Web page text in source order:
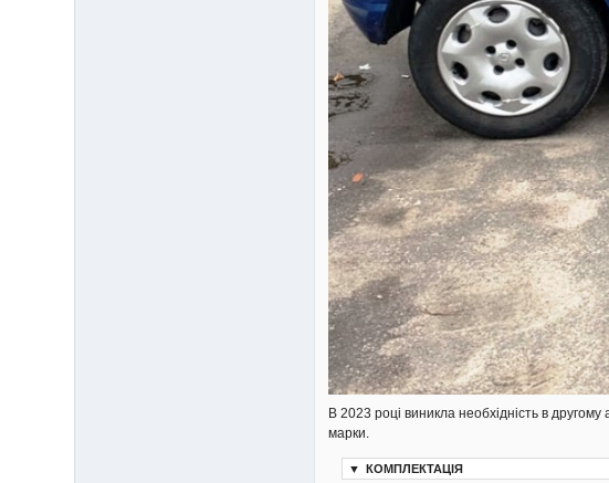
В 2023 році виникла необхідність в
марки.
▼ КОМПЛЕКТАЦІЯ